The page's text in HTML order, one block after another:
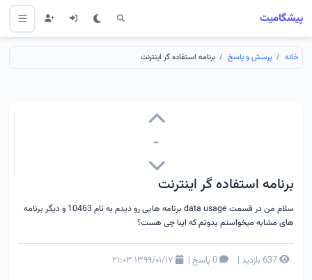
پیشگامیت
خانه پرسش و پاسخ برنامه استفاده گر اینترنت
-
برنامه استفاده گر اینترنت
سلام من در قسمت data usage برنامه هایی رو دیدم به نام 10463 و دیگر برنامه
های مشابه میخواستم بدونم که اینا چی هست؟
637 بازدید | 0 پاسخ |